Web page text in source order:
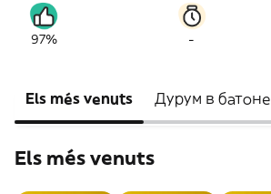
97% -
Els més venuts Дурум в батоне
Els més venuts